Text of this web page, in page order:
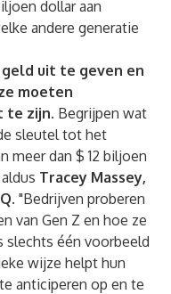
dollar aan
andere generatie
geld uit te geven en
moeten
te zijn. Begrijpen wat
sleutel tot het
meer dan $ 12 biljoen
Tracey Massey,
. "Bedrijven proberen
van Gen Z en hoe ze
slechts één voorbeeld
wijze helpt hun
anticiperen op en te